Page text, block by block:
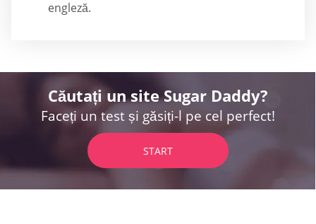
engleză.
Căutați un site Sugar Daddy?
Faceți un test și găsiți-l pe cel perfect!
START